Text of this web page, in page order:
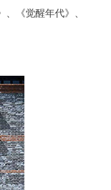
《觉醒年代》、